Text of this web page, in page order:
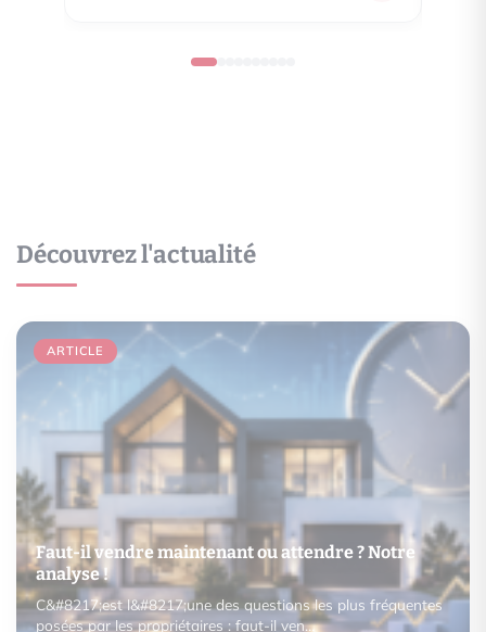
Découvrez l'actualité
ARTICLE
Faut-il vendre maintenant ou attendre ? Notre
analyse !
C&#8217;est l&#8217;une des questions les plus fréquentes
posées par les propriétaires : faut-il ven…